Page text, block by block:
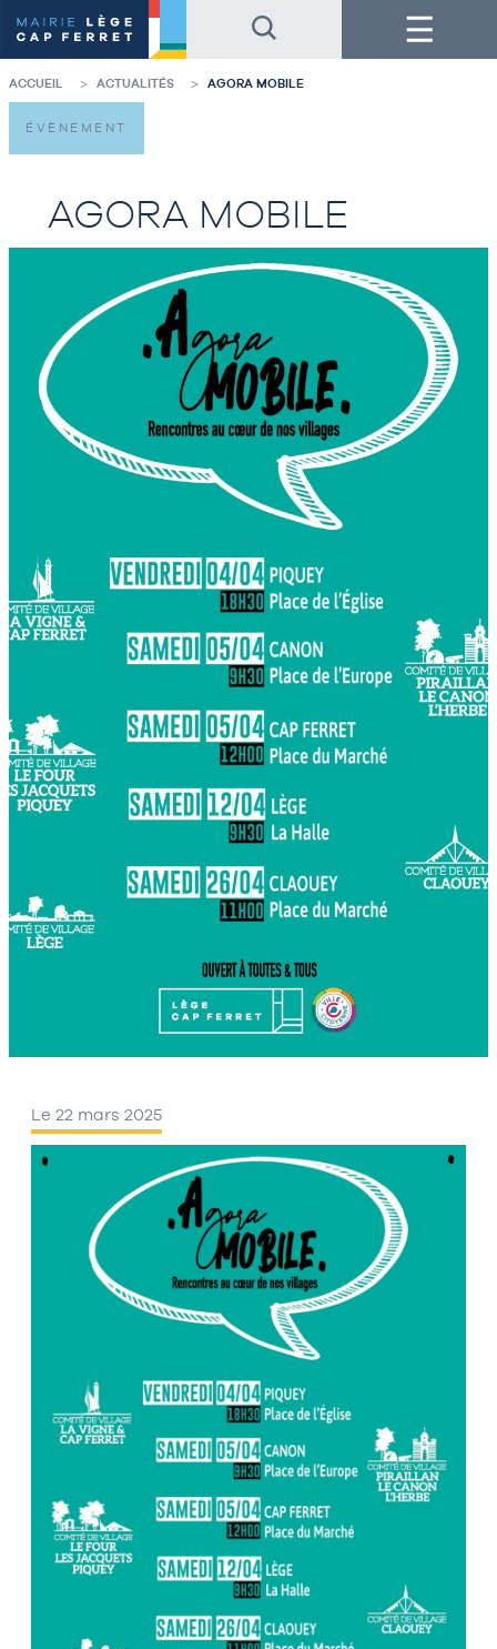
au
contenu
de
la
page
au
pied
de
page
Menu
ACCUEIL ACTUALITÉS AGORA MOBILE
AGORA MOBILE
ÉVÈNEMENT
Le 22 mars 2025